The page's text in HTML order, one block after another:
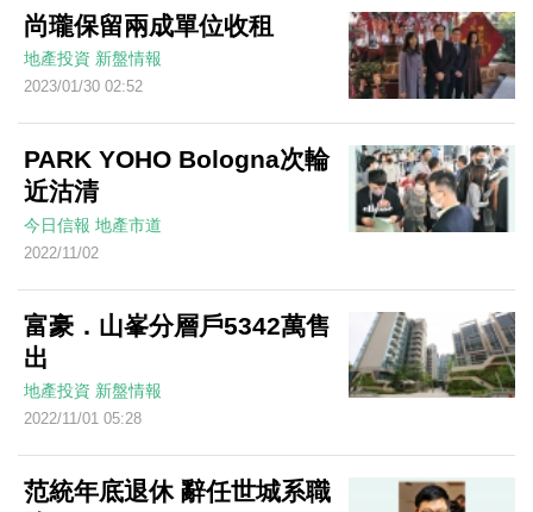
尚瓏保留兩成單位收租
地產投資 新盤情報
2023/01/30 02:52
PARK YOHO Bologna次輪
近沽清
今日信報 地產市道
2022/11/02
富豪．山峯分層戶5342萬售
出
地產投資 新盤情報
2022/11/01 05:28
范統年底退休 辭任世城系職